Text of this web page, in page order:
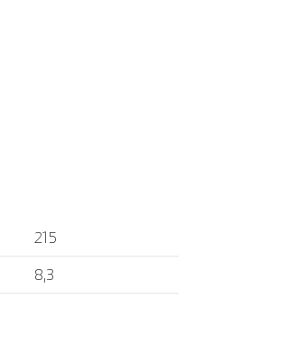
215
8,3